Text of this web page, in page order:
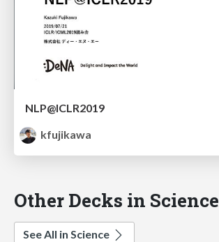
NLP@ICLR2019
kfujikawa
Other Decks in Science
See All in Science